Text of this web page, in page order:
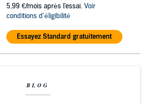
5,99 €/mois après l'essai. Voir
conditions d'éligibilité
Essayez Standard gratuitement
BLOG